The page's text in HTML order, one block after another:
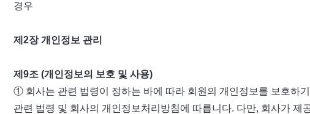
경우
제2장 개인정보 관리
제9조 (개인정보의 보호 및 사용)
① 회사는 관련 법령이 정하는 바에 따라 회원의 개인정보를 보호하
관련 법령 및 회사의 개인정보처리방침에 따릅니다. 다만, 회사가 제